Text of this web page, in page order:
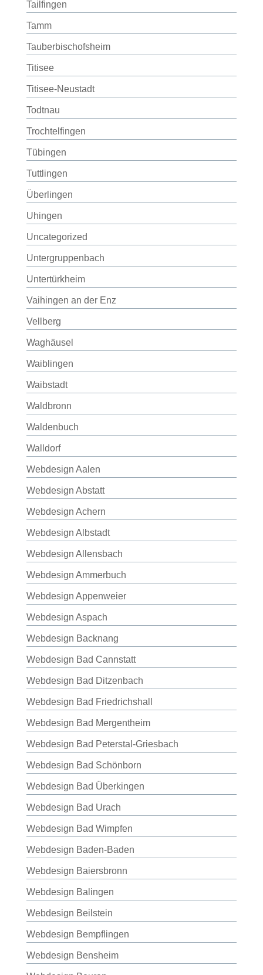
Tailfingen
Tamm
Tauberbischofsheim
Titisee
Titisee-Neustadt
Todtnau
Trochtelfingen
Tübingen
Tuttlingen
Überlingen
Uhingen
Uncategorized
Untergruppenbach
Untertürkheim
Vaihingen an der Enz
Vellberg
Waghäusel
Waiblingen
Waibstadt
Waldbronn
Waldenbuch
Walldorf
Webdesign Aalen
Webdesign Abstatt
Webdesign Achern
Webdesign Albstadt
Webdesign Allensbach
Webdesign Ammerbuch
Webdesign Appenweier
Webdesign Aspach
Webdesign Backnang
Webdesign Bad Cannstatt
Webdesign Bad Ditzenbach
Webdesign Bad Friedrichshall
Webdesign Bad Mergentheim
Webdesign Bad Peterstal-Griesbach
Webdesign Bad Schönborn
Webdesign Bad Überkingen
Webdesign Bad Urach
Webdesign Bad Wimpfen
Webdesign Baden-Baden
Webdesign Baiersbronn
Webdesign Balingen
Webdesign Beilstein
Webdesign Bempflingen
Webdesign Bensheim